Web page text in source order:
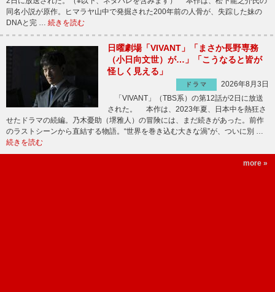
同名小説が原作。ヒマラヤ山中で発掘された200年前の人骨が、失踪した妹の
DNAと完 … 続きを読む
日曜劇場「VIVANT」「まさか長野専務
（小日向文世）が…」「こうなると皆が
怪しく見える」
ドラマ
2026年8月3日
「VIVANT」（TBS系）の第12話が2日に放送
された。 本作は、2023年夏、日本中を熱狂さ
せたドラマの続編。乃木憂助（堺雅人）の冒険には、まだ続きがあった。前作
のラストシーンから直結する物語。“世界を巻き込む大きな渦”が、ついに別 …
続きを読む
more »